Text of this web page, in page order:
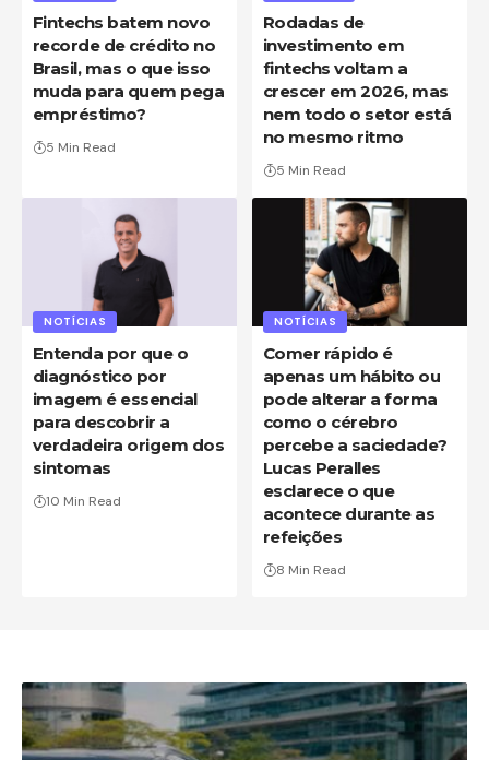
Fintechs batem novo
recorde de crédito no
Brasil, mas o que isso
muda para quem pega
empréstimo?
5 Min Read
Rodadas de
investimento em
fintechs voltam a
crescer em 2026, mas
nem todo o setor está
no mesmo ritmo
5 Min Read
NOTÍCIAS
Entenda por que o
diagnóstico por
imagem é essencial
para descobrir a
verdadeira origem dos
sintomas
10 Min Read
NOTÍCIAS
Comer rápido é
apenas um hábito ou
pode alterar a forma
como o cérebro
percebe a saciedade?
Lucas Peralles
esclarece o que
acontece durante as
refeições
8 Min Read